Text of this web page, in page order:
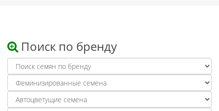
Поиск по бренду